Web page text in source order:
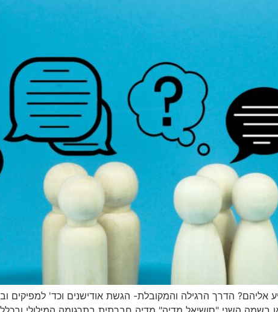
הדרכים להגיע אליהם? הדרך הרגילה והמקובלת- הגשת אודישנים וכד'